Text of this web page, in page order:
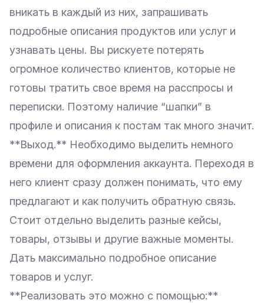
вникать в каждый из них, запрашивать
подробные описания продуктов или услуг и
узнавать цены. Вы рискуете потерять
огромное количество клиентов, которые не
готовы тратить свое время на расспросы и
переписки. Поэтому наличие “шапки” в
профиле и описания к постам так много значит.
**Выход.** Необходимо выделить немного
времени для оформления аккаунта. Переходя в
него клиент сразу должен понимать, что ему
предлагают и как получить обратную связь.
Стоит отдельно выделить разные кейсы,
товары, отзывы и другие важные моменты.
Дать максимально подробное описание
товаров и услуг.
**Реализовать это можно с помощью:**